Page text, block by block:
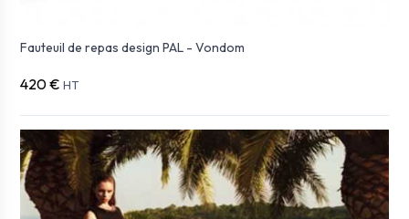
Fauteuil de repas design PAL - Vondom
420 € HT